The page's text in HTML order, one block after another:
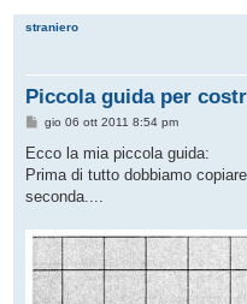
straniero
Piccola guida per
M
s
a
g
o
gio 06 ott 2011 8:54 pm
Ecco la mia piccola guida:
Prima di tutto dobbiamo
seconda....